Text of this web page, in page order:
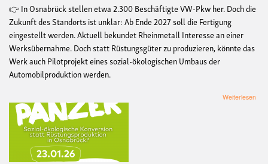
👉 In Osnabrück stellen etwa 2.300 Beschäftigte VW-Pkw her. Doch die
Zukunft des Standorts ist unklar: Ab Ende 2027 soll die Fertigung
eingestellt werden. Aktuell bekundet Rheinmetall Interesse an einer
Werksübernahme. Doch statt Rüstungsgüter zu produzieren, könnte das
Werk auch Pilotprojekt eines sozial-ökologischen Umbaus der
Automobilproduktion werden.
Weiterlesen